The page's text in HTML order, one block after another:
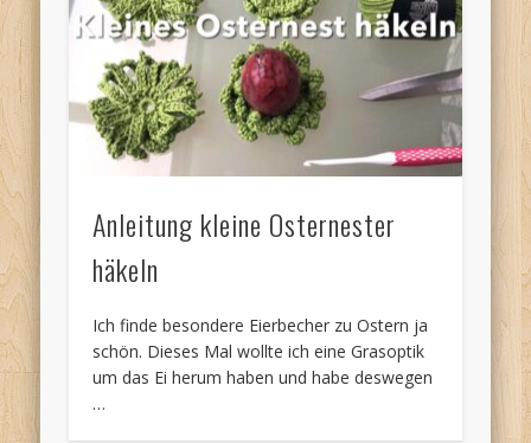
Anleitung kleine Osternester
häkeln
Ich finde besondere Eierbecher zu Ostern ja
schön. Dieses Mal wollte ich eine Grasoptik
um das Ei herum haben und habe deswegen
…